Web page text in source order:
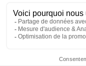
© 2026 Réseau